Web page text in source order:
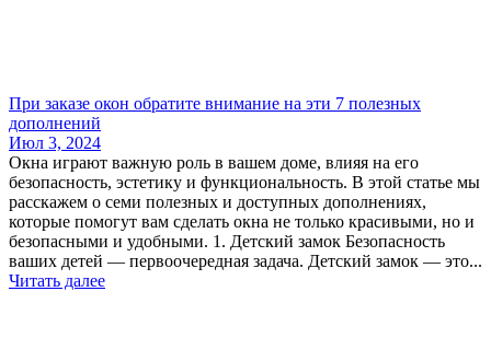
​При заказе окон обратите внимание на эти 7 полезных
дополнений
Июл 3, 2024
Окна играют важную роль в вашем доме, влияя на его
безопасность, эстетику и функциональность. В этой статье мы
расскажем о семи полезных и доступных дополнениях,
которые помогут вам сделать окна не только красивыми, но и
безопасными и удобными. 1. Детский замок Безопасность
ваших детей — первоочередная задача. Детский замок — это...
Читать далее